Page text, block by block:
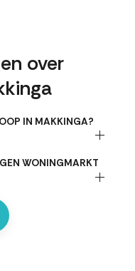
over
IN MAKKINGA?
WONINGMARKT